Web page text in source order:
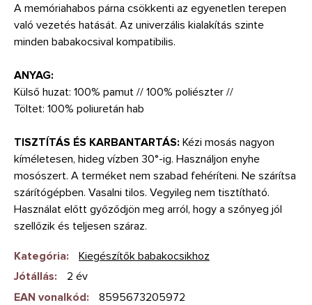
A memóriahabos párna csökkenti az egyenetlen terepen
való vezetés hatását. Az univerzális kialakítás szinte
minden babakocsival kompatibilis.
ANYAG:
Külső huzat: 100% pamut // 100% poliészter //
Töltet: 100% poliuretán hab
TISZTÍTÁS ÉS KARBANTARTÁS: Kézi mosás nagyon
kíméletesen, hideg vízben 30°-ig. Használjon enyhe
mosószert. A terméket nem szabad fehéríteni. Ne szárítsa
szárítógépben. Vasalni tilos. Vegyileg nem tisztítható.
Használat előtt győződjön meg arról, hogy a szőnyeg jól
szellőzik és teljesen száraz.
Kategória:
Kiegészítők babakocsikhoz
Jótállás:
2 év
EAN vonalkód: 8595673205972